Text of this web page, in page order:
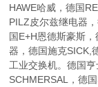
HAWE哈威，德国
PILZ皮尔兹继电器
国E+H恩德斯豪斯
器，德国施克SICK,
工业交换机。德国
SCHMERSAL，德